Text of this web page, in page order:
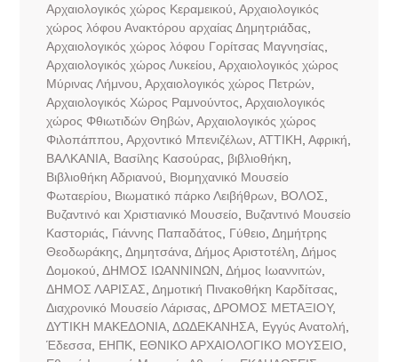
Αρχαιολογικός χώρος Κεραμεικού Αρχαιολογικός
χώρος λόφου Ανακτόρου αρχαίας Δημητριάδας
Αρχαιολογικός χώρος λόφου Γορίτσας Μαγνησίας
Αρχαιολογικός χώρος Λυκείου Αρχαιολογικός χώρος
Μύρινας Λήμνου Αρχαιολογικός χώρος Πετρών,
Αρχαιολογικός Χώρος Ραμνούντος Αρχαιολογικός
χώρος Φθιωτιδών Θηβών, Αρχαιολογικός χώρος
Φιλοπάππου Αρχοντικό Μπενιζέλων, ΑΤΤΙΚΗ Αφρική
ΒΑΛΚΑΝΙΑ, Βασίλης Κασούρας βιβλιοθήκη
Βιβλιοθήκη Αδριανού
Βιομηχανικό Μουσείο
Φωταερίου
Βιωματικό πάρκο Λειβήθρων, ΒΟΛΟΣ
Βυζαντινό και Χριστιανικό Μουσείο
Βυζαντινό Μουσείο
Καστοριάς
Γιάννης Παπαδάτος Γύθειο Δημήτρης
Θεοδωράκης Δημητσάνα, Δήμος Αριστοτέλη Δήμος
Δομοκού ΔΗΜΟΣ ΙΩΑΝΝΙΝΩΝ Δήμος Ιωαννιτών,
ΔΗΜΟΣ ΛΑΡΙΣΑΣ Δημοτική Πινακοθήκη Καρδίτσας
Διαχρονικό Μουσείο Λάρισας ΔΡΟΜΟΣ ΜΕΤΑΞΙΟΥ,
ΔΥΤΙΚΗ ΜΑΚΕΔΟΝΙΑ, ΔΩΔΕΚΑΝΗΣΑ, Εγγύς Ανατολή
Έδεσσα, ΕΗΠΚ, ΕΘΝΙΚΟ ΑΡΧΑΙΟΛΟΓΙΚΟ ΜΟΥΣΕΙΟ